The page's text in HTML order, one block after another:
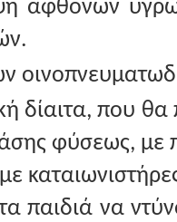
άφθονων
δίαιτα, που θα
φύσεως, με
παιδιά να